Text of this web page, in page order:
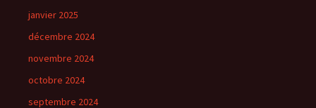
janvier 2025
décembre 2024
novembre 2024
octobre 2024
septembre 2024